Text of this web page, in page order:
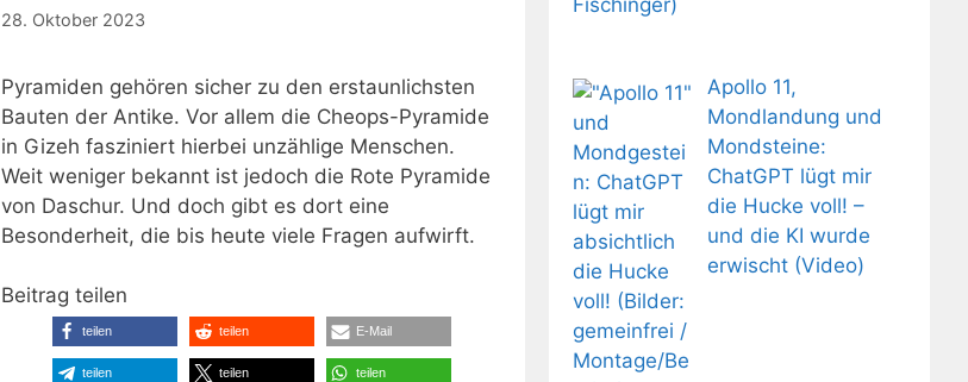
28. Oktober 2023
Pyramiden gehören sicher zu den erstaunlichsten
Bauten der Antike. Vor allem die Cheops-Pyramide
in Gizeh fasziniert hierbei unzählige Menschen.
Weit weniger bekannt ist jedoch die Rote Pyramide
von Daschur. Und doch gibt es dort eine
Besonderheit, die bis heute viele Fragen aufwirft.
Beitrag teilen
teilen teilen E-Mail
teilen teilen teilen
Apollo 11,
Mondlandung und
Mondsteine:
ChatGPT lügt mir
die Hucke voll! –
und die KI wurde
erwischt (Video)